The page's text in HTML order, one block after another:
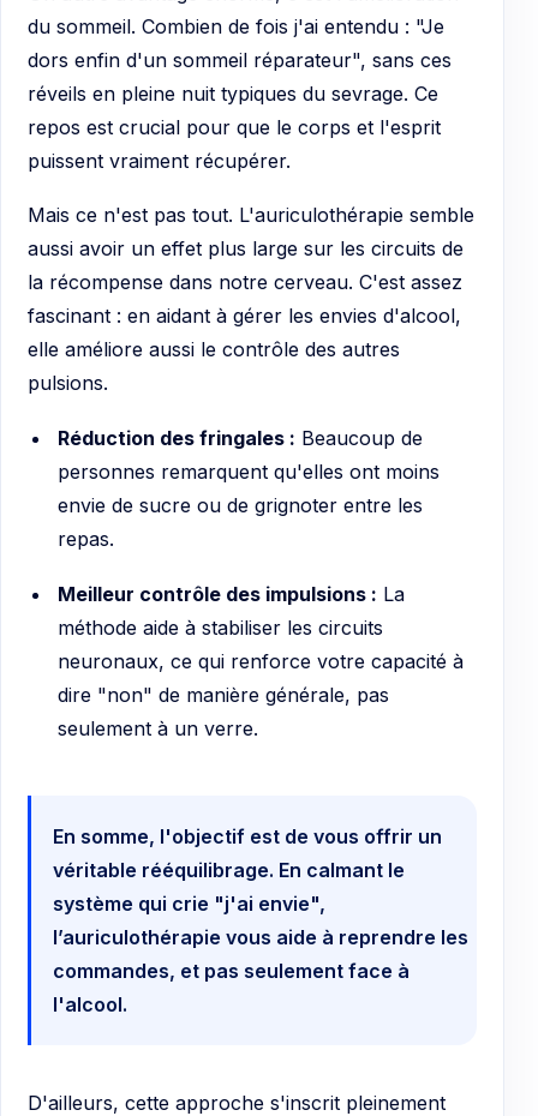
du sommeil. Combien de fois j'ai entendu : "Je
dors enfin d'un sommeil réparateur", sans ces
réveils en pleine nuit typiques du sevrage. Ce
repos est crucial pour que le corps et l'esprit
puissent vraiment récupérer.
Mais ce n'est pas tout. L'auriculothérapie semble
aussi avoir un effet plus large sur les circuits de
la récompense dans notre cerveau. C'est assez
fascinant : en aidant à gérer les envies d'alcool,
elle améliore aussi le contrôle des autres
pulsions.
Réduction des fringales : Beaucoup de
personnes remarquent qu'elles ont moins
envie de sucre ou de grignoter entre les
repas.
Meilleur contrôle des impulsions : La
méthode aide à stabiliser les circuits
neuronaux, ce qui renforce votre capacité à
dire "non" de manière générale, pas
seulement à un verre.
En somme, l'objectif est de vous offrir un
véritable rééquilibrage. En calmant le
système qui crie "j'ai envie",
l’auriculothérapie vous aide à reprendre les
commandes, et pas seulement face à
l'alcool.
D'ailleurs, cette approche s'inscrit pleinement